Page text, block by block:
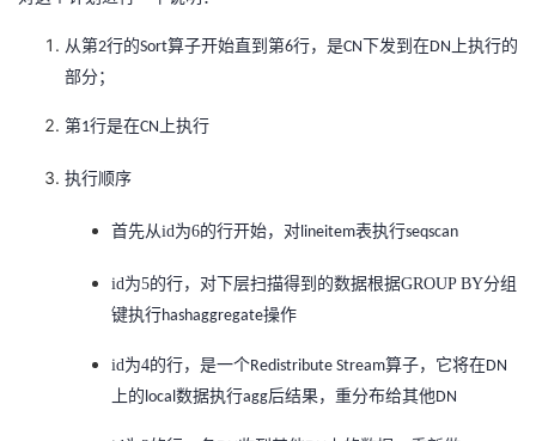
从第2行的Sort算子开始直到第6行，是CN下发到在DN 上执行的
部分；
第1行是在CN 上执行
执行顺序
首先从id为6的行开始，对 lineitem表执行seqscan
id为5的行，对下层扫描得到的数据根据GROUP BY分组
键执行hashaggregate操作
id为4的行，是一个Redistribute Stream算子，它将在DN
上的 local 数据执行agg后结果，重分布给其他DN